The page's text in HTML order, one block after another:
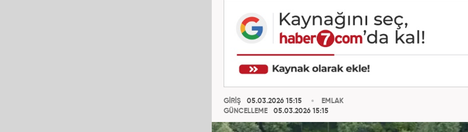
GİRİŞ
05.03.2026 15:15
GÜNCELLEME
05.03.2026 15:15
EMLAK